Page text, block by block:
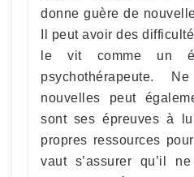
donne guère de
Il peut avoir des
le vit comme un
psychothérapeute.
nouvelles peut
sont ses épreuves à
propres ressources
vaut s’assurer qu’il